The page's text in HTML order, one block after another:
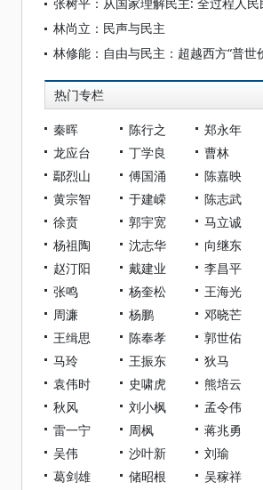
林尚立：民声与民主
热门专栏
秦晖 陈行之
郑永年
龙应台
丁学良
曹林
鄢烈山
傅国涌
陈嘉映
黄宗智
于建嵘
陈志武
徐贲
郭宇宽
马立诚
杨祖陶
沈志华
向继东
赵汀阳
戴建业
李昌平
张鸣
杨奎松
王海光
周濂
杨鹏
邓晓芒
王缉思
陈奉孝
郭世佑
马玲
王振东
狄马
袁伟时
史啸虎
熊培云
秋风
刘小枫
孟令伟
雷一宁
周枫
蒋兆勇
吴伟
沙叶新
刘瑜
葛剑雄
储昭根
吴稼祥